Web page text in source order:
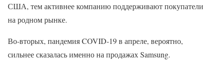
США, тем активнее компанию поддерживают покупатели
на родном рынке.
Во-вторых, пандемия COVID-19 в апреле, вероятно,
сильнее сказалась именно на продажах Samsung.